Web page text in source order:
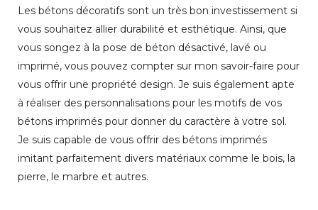
Les bétons décoratifs sont un très bon investissement si
vous souhaitez allier durabilité et esthétique. Ainsi, que
vous songez à la pose de béton désactivé, lavé ou
imprimé, vous pouvez compter sur mon savoir-faire pour
vous offrir une propriété design. Je suis également apte
à réaliser des personnalisations pour les motifs de vos
bétons imprimés pour donner du caractère à votre sol.
Je suis capable de vous offrir des bétons imprimés
imitant parfaitement divers matériaux comme le bois, la
pierre, le marbre et autres.